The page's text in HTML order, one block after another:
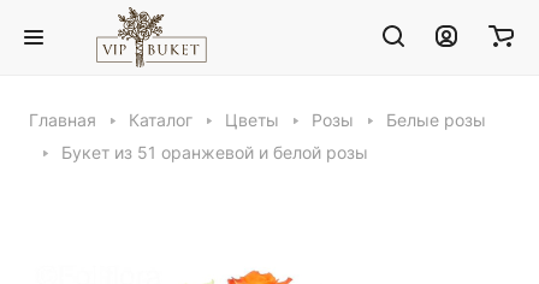
Главная Каталог Цветы Розы
Белые розы
Букет из 51 оранжевой и белой розы